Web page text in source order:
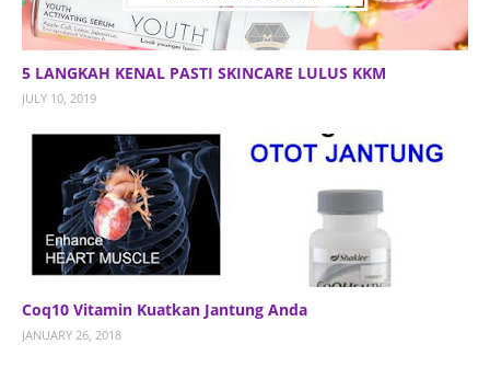
5 LANGKAH KENAL PASTI SKINCARE LULUS KKM
JULY 10, 2019
Coq10 Vitamin Kuatkan Jantung Anda
JANUARY 26, 2018